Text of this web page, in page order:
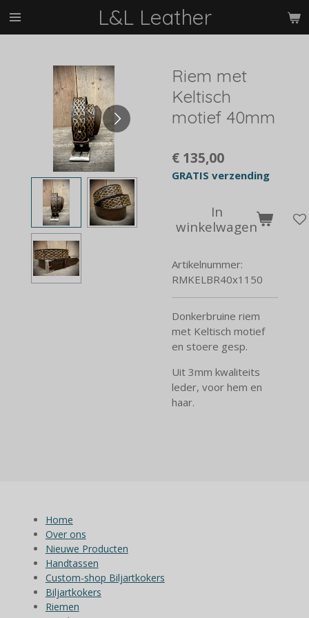
Ga
hoofdinhoud
L&L Leather
Riem met
Keltisch
motief 40mm
€ 135,00
GRATIS verzending
In
winkelwagen
Artikelnummer:
RMKELBR40x1150
Donkerbruine riem
met Keltisch motief
en stoere gesp.
Uit 3mm kwaliteits
leder, voor hem en
haar.
Home
Over ons
Nieuwe Producten
Handtassen
Custom-shop Biljartkokers
Biljartkokers
Riemen